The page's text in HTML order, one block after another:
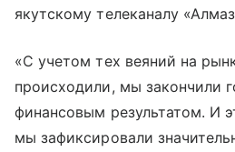
якутскому телеканалу
«С учетом тех веяний на
происходили, мы закончили
финансовым результатом. И
мы зафиксировали